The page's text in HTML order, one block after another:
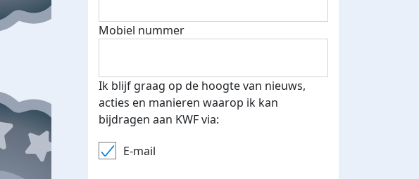
E-mails verstuurd
Bij 500 euro aan donaties ontvang
je je speciale KWF t-shirt!
Mobiel nummer
Ik blijf graag op de hoogte van nieuws,
acties en manieren waarop ik kan
bijdragen aan KWF via:
E-mail